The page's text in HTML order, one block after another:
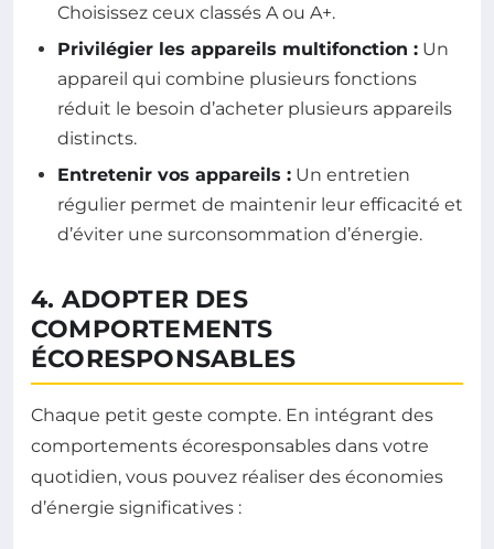
Choisissez ceux classés A ou A+.
Privilégier les appareils multifonction : Un
appareil qui combine plusieurs fonctions
réduit le besoin d’acheter plusieurs appareils
distincts.
Entretenir vos appareils : Un entretien
régulier permet de maintenir leur efficacité et
d’éviter une surconsommation d’énergie.
4. ADOPTER DES
COMPORTEMENTS
ÉCORESPONSABLES
Chaque petit geste compte. En intégrant des
comportements écoresponsables dans votre
quotidien, vous pouvez réaliser des économies
d’énergie significatives :